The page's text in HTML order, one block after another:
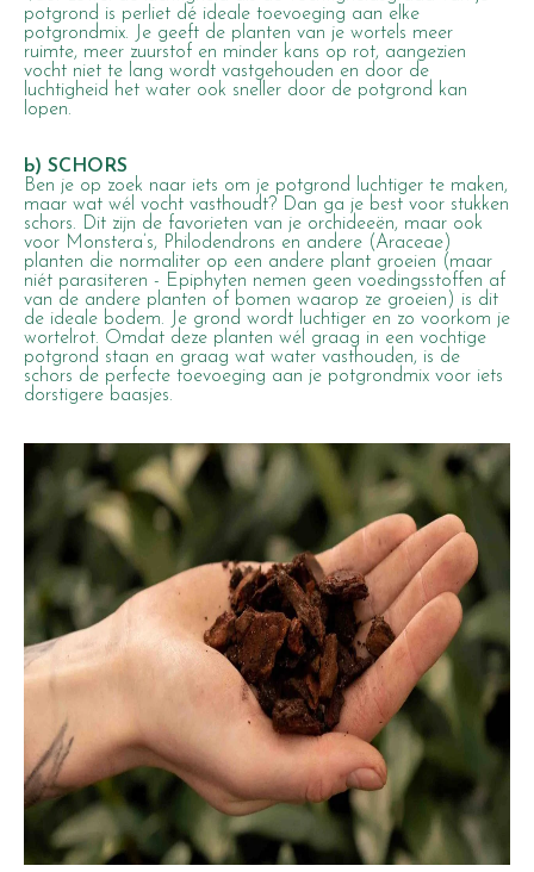
potgrond is perliet dé ideale toevoeging aan elke
potgrondmix. Je geeft de planten van je wortels meer
ruimte, meer zuurstof en minder kans op rot, aangezien
vocht niet te lang wordt vastgehouden en door de
luchtigheid het water ook sneller door de potgrond kan
lopen.
b) SCHORS
Ben je op zoek naar iets om je potgrond luchtiger te maken,
maar wat wél vocht vasthoudt? Dan ga je best voor stukken
schors. Dit zijn de favorieten van je orchideeën, maar ook
voor Monstera’s, Philodendrons en andere (Araceae)
planten die normaliter op een andere plant groeien (maar
niét parasiteren - Epiphyten nemen geen voedingsstoffen af
van de andere planten of bomen waarop ze groeien) is dit
de ideale bodem. Je grond wordt luchtiger en zo voorkom je
wortelrot. Omdat deze planten wél graag in een vochtige
potgrond staan en graag wat water vasthouden, is de
schors de perfecte toevoeging aan je potgrondmix voor iets
dorstigere baasjes.